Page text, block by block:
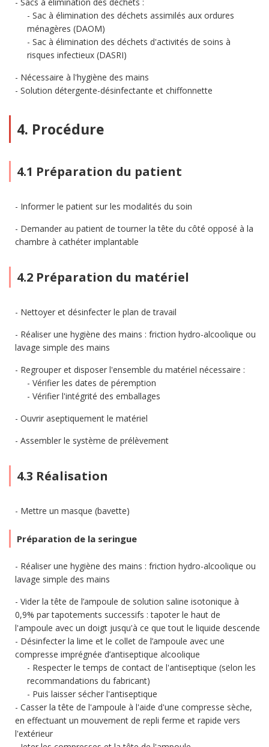
Sac à élimination des déchets assimilés aux ordures
ménagères (DAOM)
Sac à élimination des déchets d'activités de soins à
risques infectieux (DASRI)
Nécessaire à l'hygiène des mains
Solution détergente-désinfectante et chiffonnette
4. Procédure
4.1 Préparation du patient
Informer le patient sur les modalités du soin
Demander au patient de tourner la tête du côté opposé à la
chambre à cathéter implantable
4.2 Préparation du matériel
Nettoyer et désinfecter le plan de travail
Réaliser une hygiène des mains : friction hydro-alcoolique ou
lavage simple des mains
Regrouper et disposer l'ensemble du matériel nécessaire :
Vérifier les dates de péremption
Vérifier l'intégrité des emballages
Ouvrir aseptiquement le matériel
Assembler le système de prélèvement
4.3 Réalisation
Mettre un masque (bavette)
Préparation de la seringue
Réaliser une hygiène des mains : friction hydro-alcoolique ou
lavage simple des mains
Vider la tête de l’ampoule de solution saline isotonique à
0,9% par tapotements successifs : tapoter le haut de
l'ampoule avec un doigt jusqu'à ce que tout le liquide descende
Désinfecter la lime et le collet de l’ampoule avec une
compresse imprégnée d’antiseptique alcoolique
Respecter le temps de contact de l'antiseptique (selon les
recommandations du fabricant)
Puis laisser sécher l'antiseptique
Casser la tête de l'ampoule à l'aide d'une compresse sèche,
en effectuant un mouvement de repli ferme et rapide vers
l'extérieur